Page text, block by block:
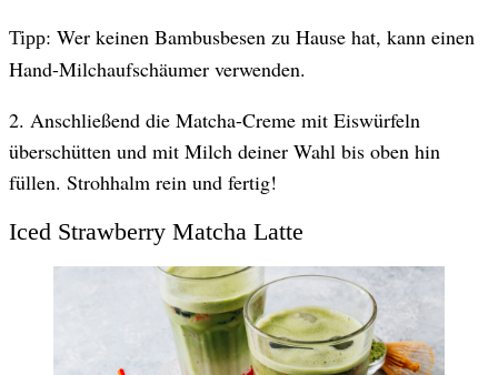
Tipp: Wer keinen Bambusbesen zu Hause hat, kann einen
Hand-Milchaufschäumer verwenden.
2. Anschließend die Matcha-Creme mit Eiswürfeln
überschütten und mit Milch deiner Wahl bis oben hin
füllen. Strohhalm rein und fertig!
Iced Strawberry Matcha Latte